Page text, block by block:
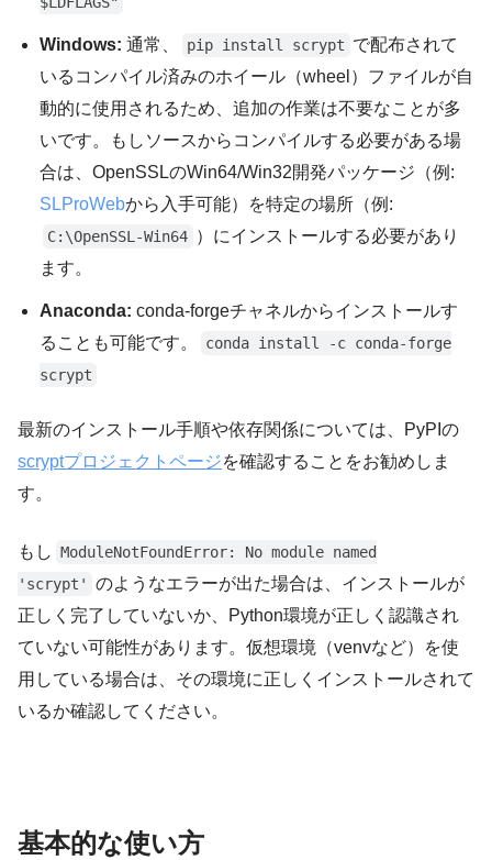
Windows: 通常、 pip install scrypt で配布されて
いるコンパイル済みのホイール（wheel）ファイルが自
動的に使用されるため、追加の作業は不要なことが多
いです。もしソースからコンパイルする必要がある場
合は、OpenSSLのWin64/Win32開発パッケージ（例:
SLProWebから入手可能）を特定の場所（例:
C:\OpenSSL-Win64 ）にインストールする必要があり
ます。
Anaconda: conda-forgeチャネルからインストールす
ることも可能です。
conda install -c conda-forge
scrypt
最新のインストール手順や依存関係については、PyPIの
scryptプロジェクトページを確認することをお勧めしま
す。
もし ModuleNotFoundError: No module named
'scrypt'
のようなエラーが出た場合は、インストールが
正しく完了していないか、Python環境が正しく認識され
ていない可能性があります。仮想環境（venvなど）を使
用している場合は、その環境に正しくインストールされて
いるか確認してください。
基本的な使い方